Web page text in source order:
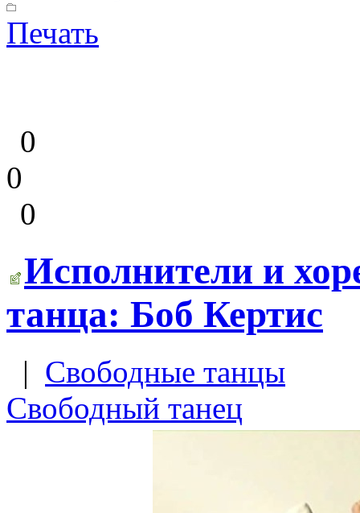
Печать
0
0
0
Исполнители и
танца: Боб Кертис
| Свободные танцы
Свободный танец